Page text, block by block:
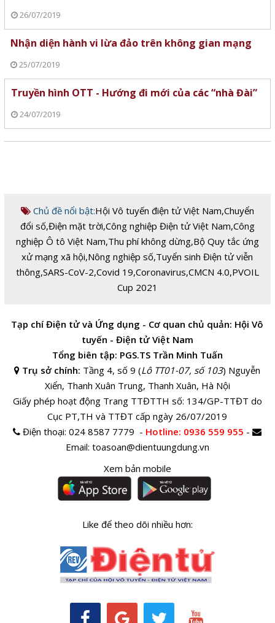
26/07/2019
Nhận diện hành vi lừa đảo trên không gian mạng
25/07/2019
Truyền hình OTT - Hướng đi mới của các “nhà Đài”
24/07/2019
Chủ đề nổi bật:Hội Vô tuyến điện tử Việt Nam,Chuyển
đổi số,Điện mặt trời,Công nghiệp Điện tử Việt Nam,Công
nghiệp Ô tô Việt Nam,Thu phí không dừng,Bộ Quy tắc ứng
xử mạng xã hội,Nông nghiệp số,Tuyển sinh Điện tử viễn
thông,SARS-CoV-2,Covid 19,Coronavirus,CMCN 4.0,PVOIL
Cup 2021
Tạp chí Điện tử và Ứng dụng - Cơ quan chủ quản: Hội Vô
tuyến - Điện tử Việt Nam
Tổng biên tập: PGS.TS Trần Minh Tuấn
Trụ sở chính: Tầng 4, số 9 (Lô TT01-07, số 103) Nguyễn
Xiển, Thanh Xuân Trung, Thanh Xuân, Hà Nội
Giấy phép hoạt động Trang TTĐTTH số: 134/GP-TTĐT do
Cục PT,TH và TTĐT cấp ngày 26/07/2019
Điện thoại:024 8587 7779 - Hotline: 0936 559 955 -
Email: toasoan@dientuungdung.vn
Xem bản mobile
Like để theo dõi nhiều hơn: